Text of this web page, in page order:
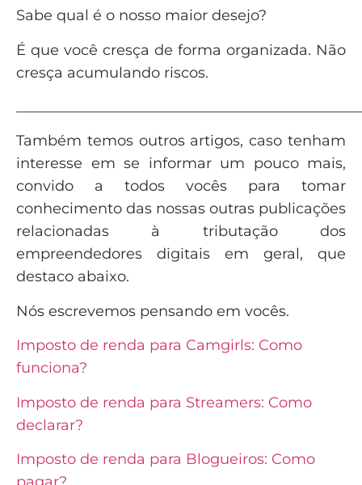
Sabe qual é o nosso maior desejo?
É que você cresça de forma organizada. Não
cresça acumulando riscos.
Também temos outros artigos, caso tenham
interesse em se informar um pouco mais,
convido a todos vocês para tomar
conhecimento das nossas outras publicações
relacionadas à tributação dos
empreendedores digitais em geral, que
destaco abaixo.
Nós escrevemos pensando em vocês.
Imposto de renda para Camgirls: Como
funciona?
Imposto de renda para Streamers: Como
declarar?
Imposto de renda para Blogueiros: Como